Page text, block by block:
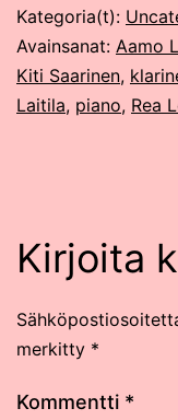
Kategoria(t):
Avainsanat: Aamo
Kiti Saarinen,
Laitila, piano, Rea
Kirjoita
merkitty *
Kommentti *